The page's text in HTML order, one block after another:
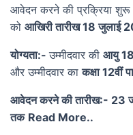
आवेदन करने की प्रक्रिया
को आखिरी तारीख 18 जुलाई
योग्यता:-उम्मीदवार की आयु 18
और उम्मीदवार काकक्षा 12वीं
आवेदन करने की तारीख:-
तक Read More..